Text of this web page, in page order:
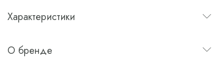
Характеристики
О бренде